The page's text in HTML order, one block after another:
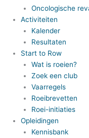
Oncologische
Activiteiten
Kalender
Resultaten
Start to Row
Wat is roeien?
Zoek een club
Vaarregels
Roeibrevetten
Roei-initiaties
Opleidingen
Kennisbank